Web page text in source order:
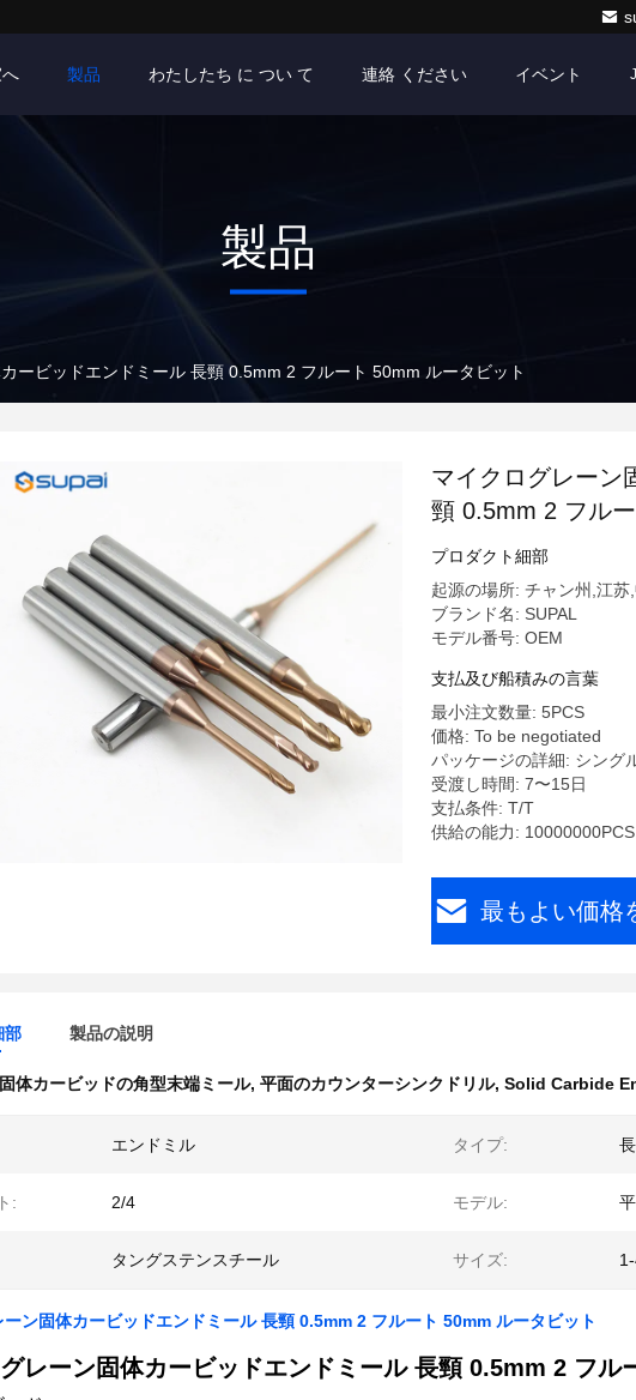
製品 わたしたち に つい て 連絡 ください イベント
製品
ービッドエンドミール 長頸 0.5mm 2 フルート 50mm ルータビット
マイクログレーン
頸 0.5mm 2 フル
プロダクト細部
起源の場所: チャン州,江苏
ブランド名: SUPAL
モデル番号: OEM
支払及び船積みの言葉
最小注文数量: 5PCS
価格: To be negotiated
パッケージの詳細: シング
受渡し時間: 7〜15日
支払条件: T/T
供給の能力: 10000000PCS
最もよい価格
部 製品の説明
固体カービッドの角型末端ミール, 平面のカウンターシンクドリル, Solid Carbide
エンドミル タイプ:
: 2/4 モデル:
タングステンスチール サイズ:
ン固体カービッドエンドミール 長頸 0.5mm 2 フルート 50mm ルータビット
レーン固体カービッドエンドミール 長頸 0.5mm 2 フル